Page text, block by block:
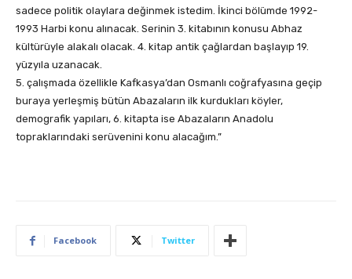
sadece politik olaylara değinmek istedim. İkinci bölümde 1992-
1993 Harbi konu alınacak. Serinin 3. kitabının konusu Abhaz
kültürüyle alakalı olacak. 4. kitap antik çağlardan başlayıp 19.
yüzyıla uzanacak.
5. çalışmada özellikle Kafkasya’dan Osmanlı coğrafyasına geçip
buraya yerleşmiş bütün Abazaların ilk kurdukları köyler,
demografik yapıları, 6. kitapta ise Abazaların Anadolu
topraklarındaki serüvenini konu alacağım.”
Facebook Twitter